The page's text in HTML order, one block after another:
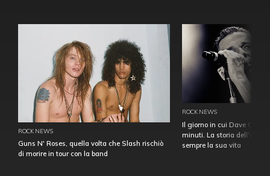
ROCK NEWS
Guns N' Roses, quella volta che Slash rischiò
di morire in tour con la band
ROCK NEWS
Il giorno in cui Dave
minuti. La storia
sempre la sua vita